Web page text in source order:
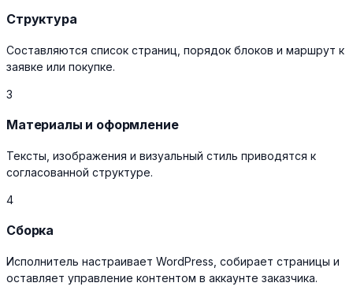
Структура
Составляются список страниц, порядок блоков и маршрут к
заявке или покупке.
3
Материалы и оформление
Тексты, изображения и визуальный стиль приводятся к
согласованной структуре.
4
Сборка
Исполнитель настраивает WordPress, собирает страницы и
оставляет управление контентом в аккаунте заказчика.